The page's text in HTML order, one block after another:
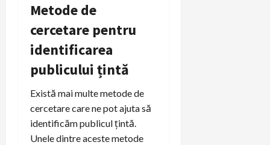
Metode de
cercetare pentru
identificarea
publicului țintă
Există mai multe metode de
cercetare care ne pot ajuta să
identificăm publicul țintă.
Unele dintre aceste metode